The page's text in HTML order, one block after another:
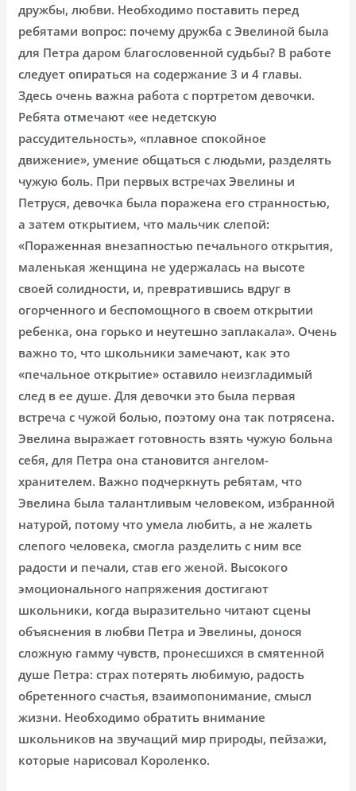
дружбы, любви. Необходимо поставить перед
ребятами вопрос: почему дружба с Эвелиной была
для Петра даром благословенной судьбы? В работе
следует опираться на содержание 3 и 4 главы.
Здесь очень важна работа с портретом девочки.
Ребята отмечают «ее недетскую
рассудительность», «плавное спокойное
движение», умение общаться с людьми, разделять
чужую боль. При первых встречах Эвелины и
Петруся, девочка была поражена его странностью,
а затем открытием, что мальчик слепой:
«Пораженная внезапностью печального открытия,
маленькая женщина не удержалась на высоте
своей солидности, и, превратившись вдруг в
огорченного и беспомощного в своем открытии
ребенка, она горько и неутешно заплакала». Очень
важно то, что школьники замечают, как это
«печальное открытие» оставило неизгладимый
след в ее душе. Для девочки это была первая
встреча с чужой болью, поэтому она так потрясена.
Эвелина выражает готовность взять чужую больна
себя, для Петра она становится ангелом-
хранителем. Важно подчеркнуть ребятам, что
Эвелина была талантливым человеком, избранной
натурой, потому что умела любить, а не жалеть
слепого человека, смогла разделить с ним все
радости и печали, став его женой. Высокого
эмоционального напряжения достигают
школьники, когда выразительно читают сцены
объяснения в любви Петра и Эвелины, донося
сложную гамму чувств, пронесшихся в смятенной
душе Петра: страх потерять любимую, радость
обретенного счастья, взаимопонимание, смысл
жизни. Необходимо обратить внимание
школьников на звучащий мир природы, пейзажи,
которые нарисовал Короленко.